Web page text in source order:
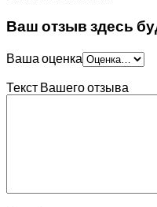
Ваш отзыв здесь
Ваша оценка
Текст Вашего отзыва